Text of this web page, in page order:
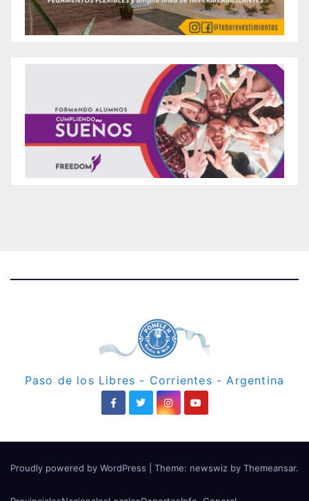
Paso de los Libres - Corrientes - Argentina
Proudly powered by WordPress Theme: newswiz by Themeansar.